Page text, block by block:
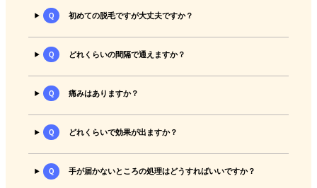
Ｑ 初めての脱毛ですが大丈夫ですか？
Ｑ どれくらいの間隔で通えますか？
Ｑ 痛みはありますか？
Ｑ どれくらいで効果が出ますか？
Ｑ 手が届かないところの処理はどうすればいいですか？